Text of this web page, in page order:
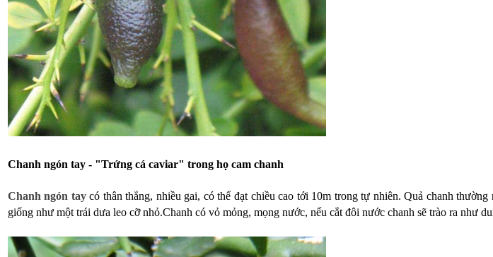
Chanh ngón tay - "Trứng cá caviar" trong họ cam chanh
Chanh ngón taycó thân thẳng, nhiều gai, có thể đạt chiều cao tới 10m trong tự nhiên. Quả chanh
giống như một trái dưa leo cỡ nhỏ.Chanh có vỏ mỏng, mọng nước, nếu cắt đôi nước chanh sẽ trào ra như